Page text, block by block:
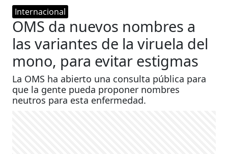
Internacional
OMS da nuevos nombres a
las variantes de la viruela del
mono, para evitar estigmas
La OMS ha abierto una consulta pública para
que la gente pueda proponer nombres
neutros para esta enfermedad.